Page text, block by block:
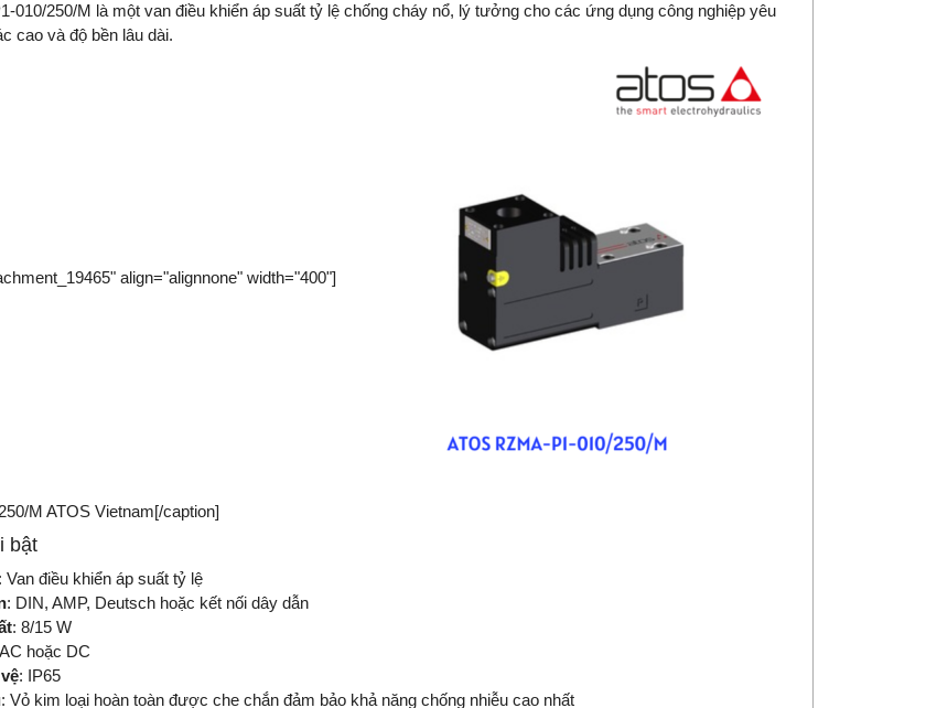
010/250/M là một van điều khiển áp suất tỷ lệ chống cháy nổ, lý tưởng cho các ứng dụng công nghiệp yêu
cao và độ bền lâu dài.
align="alignnone" width="400"]
M ATOS Vietnam[/caption]
bật
: Van điều khiển áp suất tỷ lệ
: DIN, AMP, Deutsch hoặc kết nối dây dẫn
: 8/15 W
hoặc DC
: IP65
: Vỏ kim loại hoàn toàn được che chắn đảm bảo khả năng chống nhiễu cao nhất